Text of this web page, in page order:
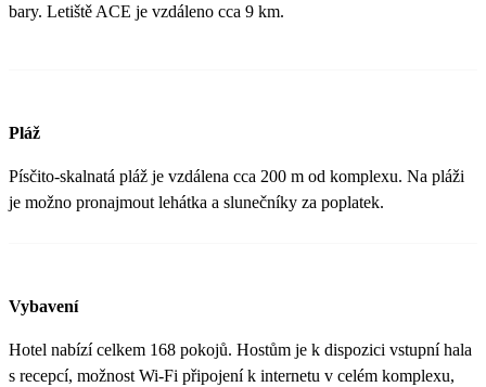
bary. Letiště ACE je vzdáleno cca 9 km.
Pláž
Písčito-skalnatá pláž je vzdálena cca 200 m od komplexu. Na pláži
je možno pronajmout lehátka a slunečníky za poplatek.
Vybavení
Hotel nabízí celkem 168 pokojů. Hostům je k dispozici vstupní hala
s recepcí, možnost Wi-Fi připojení k internetu v celém komplexu,